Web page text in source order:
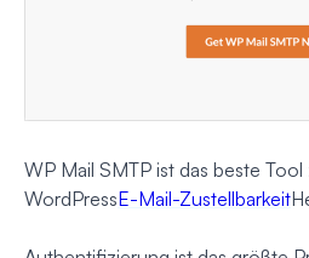
WP Mail SMTP ist das beste
WordPressE-Mail-Zustellbarkeit